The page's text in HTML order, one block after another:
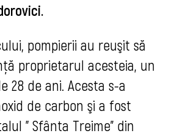
pompierii au reuşit să
proprietarul acesteia, un
28 de ani. Acesta s-a
de carbon şi a fost
" Sfânta Treime" din